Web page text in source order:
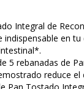
Integral de
indispensable en
5 rebanadas de
reduce